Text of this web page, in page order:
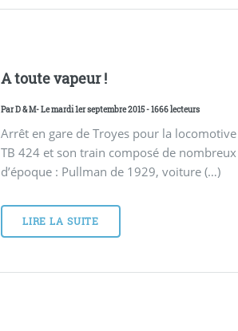
A toute vapeur !
ParD & M- Le mardi 1er septembre 2015 - 1666 lecteurs
Arrêt en gare de Troyes pour la
TB 424 et son train composé de
d’époque : Pullman de 1929, voiture (…)
LIRE LA SUITE